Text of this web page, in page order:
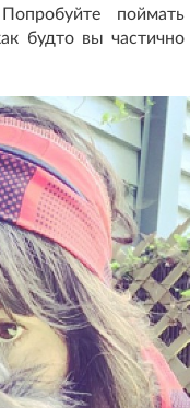
поймать
будто вы частично